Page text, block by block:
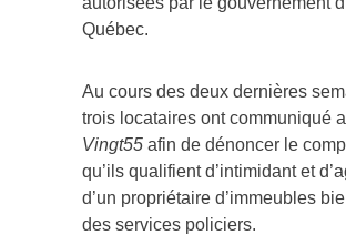
Québec.
Au cours des deux dernières
trois locataires ont communiqué
Vingt55 afin de dénoncer le
qu’ils qualifient d’intimidant et
d’un propriétaire d’immeubles
des services policiers.